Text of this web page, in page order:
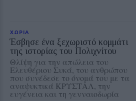
ΧΩΡΙΑ
Έσβησε ένα ξεχωριστό κομμάτι
της ιστορίας του Πολιχνίτου
Θλίψη για την απώλεια του
Ελευθέριου Συκά, του ανθρώπου
που συνέδεσε το όνομά του με τα
αναψυκτικά ΚΡΥΣΤΑΛ, την
ευγένεια και τη γενναιοδωρία